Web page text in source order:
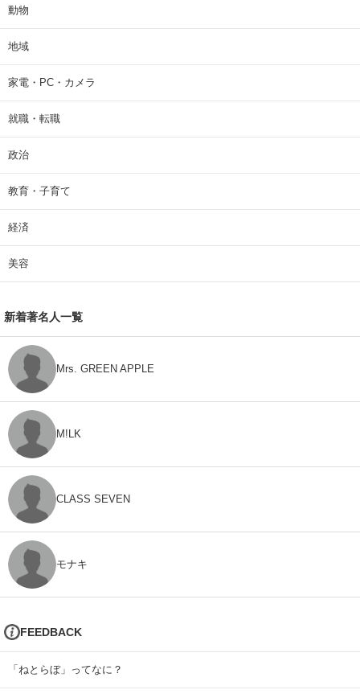
動物
地域
家電・PC・カメラ
就職・転職
政治
教育・子育て
経済
美容
新着著名人一覧
Mrs. GREEN APPLE
M!LK
CLASS SEVEN
モナキ
FEEDBACK
「ねとらぼ」ってなに？